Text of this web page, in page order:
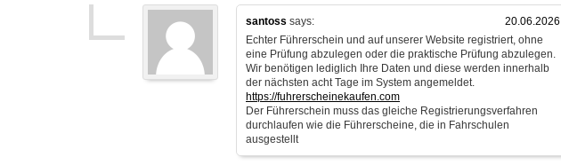
santoss says:
20.06.2026
Echter Führerschein und auf unserer Website registriert, ohne
eine Prüfung abzulegen oder die praktische Prüfung abzulegen.
Wir benötigen lediglich Ihre Daten und diese werden innerhalb
der nächsten acht Tage im System angemeldet.
https://fuhrerscheinekaufen.com
Der Führerschein muss das gleiche Registrierungsverfahren
durchlaufen wie die Führerscheine, die in Fahrschulen
ausgestellt